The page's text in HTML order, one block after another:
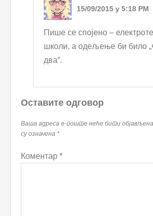
15/09/2015 у 5:18 PM
Пише се спојено –
школи, а одељење би било
два“.
Оставите одговор
Ваша адреса е-поште неће бити
су означена *
Коментар *